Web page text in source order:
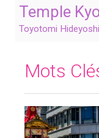
Temple
Toyotomi Hideyoshi
Mots